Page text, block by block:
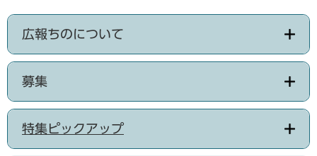
広報ちのについて
募集
特集ピックアップ